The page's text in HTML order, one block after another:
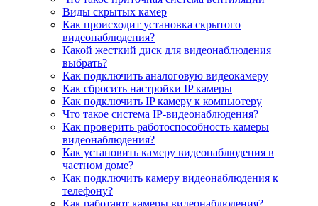
Виды скрытых камер
Как происходит установка скрытого
видеонаблюдения?
Какой жесткий диск для видеонаблюдения
выбрать?
Как подключить аналоговую видеокамеру
Как сбросить настройки IP камеры
Как подключить IP камеру к компьютеру
Что такое система IP-видеонаблюдения?
Как проверить работоспособность камеры
видеонаблюдения?
Как установить камеру видеонаблюдения в
частном доме?
Как подключить камеру видеонаблюдения к
телефону?
Как работают камеры видеонаблюдения?